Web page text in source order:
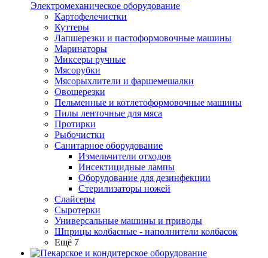
Электромеханическое оборудование
Картофелечистки
Куттеры
Лапшерезки и пастоформовочные машины
Маринаторы
Миксеры ручные
Мясорубки
Мясорыхлители и фаршемешалки
Овощерезки
Пельменные и котлетоформовочные машины
Пилы ленточные для мяса
Протирки
Рыбочистки
Санитарное оборудование
Измельчители отходов
Инсектицидные лампы
Оборудование для дезинфекции
Стерилизаторы ножей
Слайсеры
Сыротерки
Универсальные машины и приводы
Шприцы колбасные - наполнители колбасок
Ещё 7